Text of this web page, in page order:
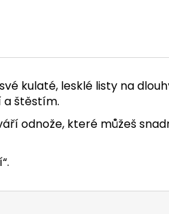
kulaté, lesklé listy na
a štěstím.
odnože, které můžeš